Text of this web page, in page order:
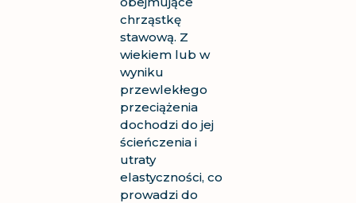
chrząstkę
stawową. Z
wiekiem lub w
wyniku
przewlekłego
przeciążenia
dochodzi do jej
ścieńczenia i
utraty
elastyczności, co
prowadzi do